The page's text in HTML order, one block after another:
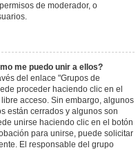
de moderador, o
me puedo unir a ellos?
del enlace "Grupos de
proceder haciendo clic en el
acceso. Sin embargo, algunos
están cerrados y algunos son
unirse haciendo clic en el botón
para unirse, puede solicitar
El responsable del grupo